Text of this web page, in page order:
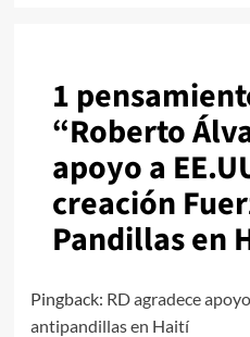
1
“Roberto
apoyo a
creación
Pandillas en
Pingback: RD agradece
antipandillas en Haití